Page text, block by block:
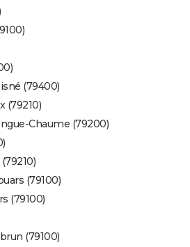
(79400)
(79210)
Chaume (79200)
(79100)
(79100)
(79100)